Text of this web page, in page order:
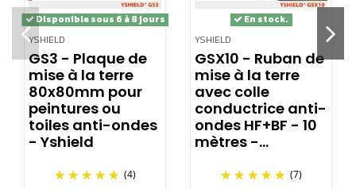
3 câbles de mise à la terre peuvent être raccordées par
plaque.
YSHIELD
Disponible sous 6 à 8 jours
GS3 - Plaque de
mise à la terre
80x80mm pour
peintures ou
toiles anti-ondes
- Yshield
(4)
YSHIELD
En stock.
GSX10 - Ruban de
mise à la terre
avec colle
conductrice anti-
ondes HF+BF - 10
mètres -...
(7)